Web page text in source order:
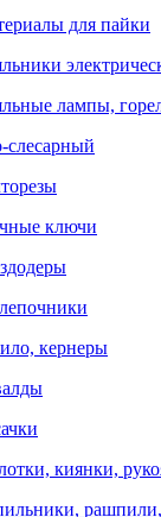
для пайки
лампы,
слесарный
ключи
кернеры
киянки,